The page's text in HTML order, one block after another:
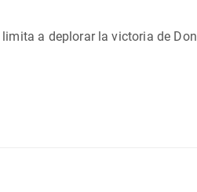
a deplorar la victoria de